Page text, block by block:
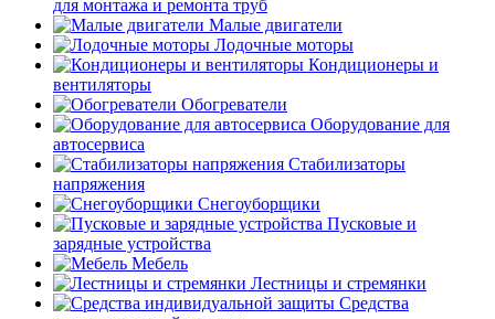
для монтажа и ремонта труб
Малые двигатели
Лодочные моторы
Кондиционеры и
вентиляторы
Обогреватели
Оборудование для
автосервиса
Стабилизаторы
напряжения
Снегоуборщики
Пусковые и
зарядные устройства
Мебель
Лестницы и стремянки
Средства